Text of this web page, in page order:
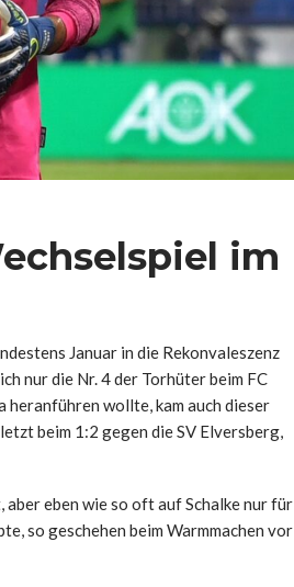
im
Januar in die Rekonvaleszenz
nur die Nr. 4 der Torhüter beim FC
heranführen wollte, kam auch dieser
beim 1:2 gegen die SV Elversberg,
eben wie so oft auf Schalke nur für
so geschehen beim Warmmachen vor